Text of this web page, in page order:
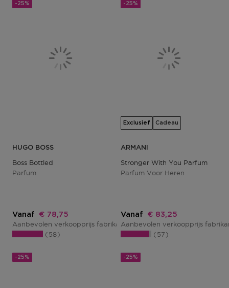
-25%
HUGO BOSS
Boss Bottled
Parfum
Vanaf Kortingsprijs
€ 78,75
Aanbevolen verkoopprijs fabrikant€ 105,00
58
-25%
Exclusief Cadeau
ARMANI
Stronger With You Parfum
Parfum Voor Heren
Vanaf Kortingsprijs
€ 83,25
Aanbevolen verkoopprijs
57
-25% -25%